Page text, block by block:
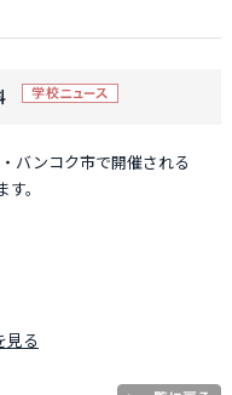
バンコク市で開催される
。
見る